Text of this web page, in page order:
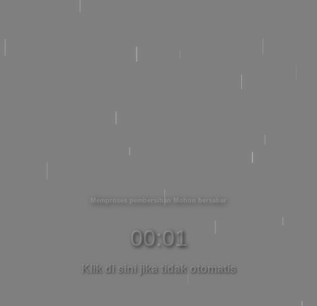
Memproses pembersihan Mohon bersabar
00:00
Klik di sini jika tidak otomatis